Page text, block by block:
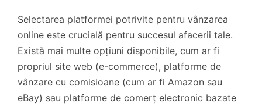
Selectarea platformei potrivite pentru vânzarea
online este crucială pentru succesul afacerii tale.
Există mai multe opțiuni disponibile, cum ar fi
propriul site web (e-commerce), platforme de
vânzare cu comisioane (cum ar fi Amazon sau
eBay) sau platforme de comerț electronic bazate